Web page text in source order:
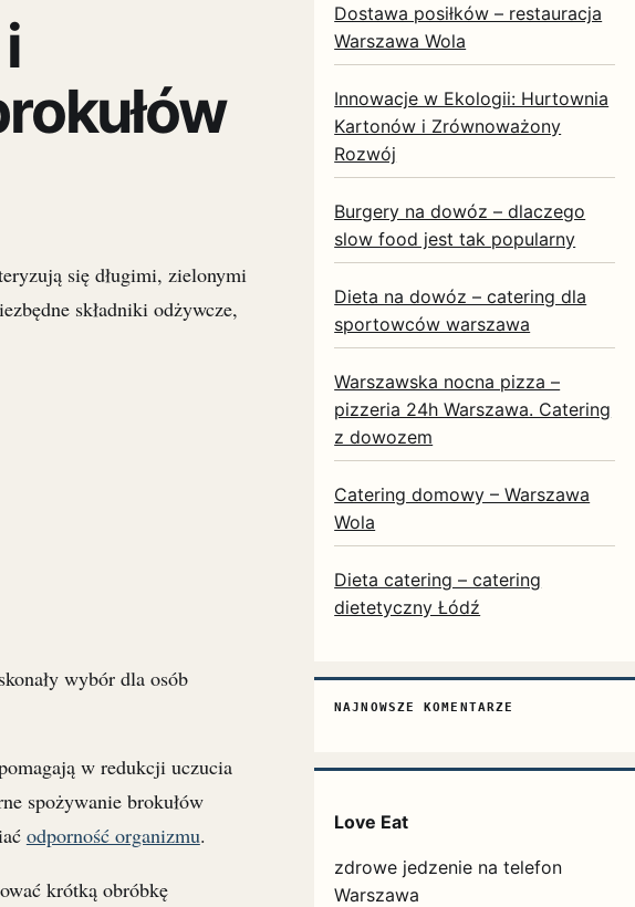
się długimi, zielonymi
składniki odżywcze,
wybór dla osób
w redukcji uczucia
spożywanie brokułów
odporność organizmu.
krótką obróbkę
Dostawa posiłków – restauracja
Warszawa Wola
Innowacje w Ekologii: Hurtownia
Kartonów i Zrównoważony
Rozwój
Burgery na dowóz – dlaczego
slow food jest tak popularny
Dieta na dowóz – catering dla
sportowców warszawa
Warszawska nocna pizza –
pizzeria 24h Warszawa. Catering
z dowozem
Catering domowy – Warszawa
Wola
Dieta catering – catering
dietetyczny Łódź
NAJNOWSZE KOMENTARZE
Love Eat
zdrowe jedzenie na telefon
Warszawa